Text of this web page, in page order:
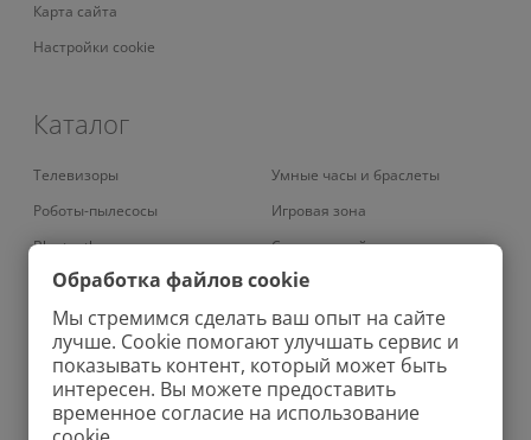
Карта сайта
Настройки cookie
Каталог
Телевизоры
Роботы-пылесосы
Bluetooth наушники
Умные кондиционеры
Вертикальные пылесосы
Колонки
Проекторы
Роботы-мойщики окон
Умные часы и браслеты
Игровая зона
Смарт-устройства
Умный дом
Аудио
Зарядные устройства
Ноутбуки
Бритвы
Обработка файлов cookie
Мы стремимся сделать ваш опыт на сайте
лучше. Cookie помогают улучшать сервис и
показывать контент, который может быть
интересен. Вы можете предоставить
временное согласие на использование